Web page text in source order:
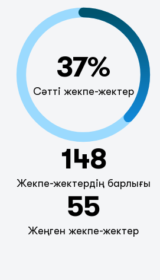
37%
Сәтті жекпе-жектер
148
Жекпе-жектердің барлығы
55
Жеңген жекпе-жектер